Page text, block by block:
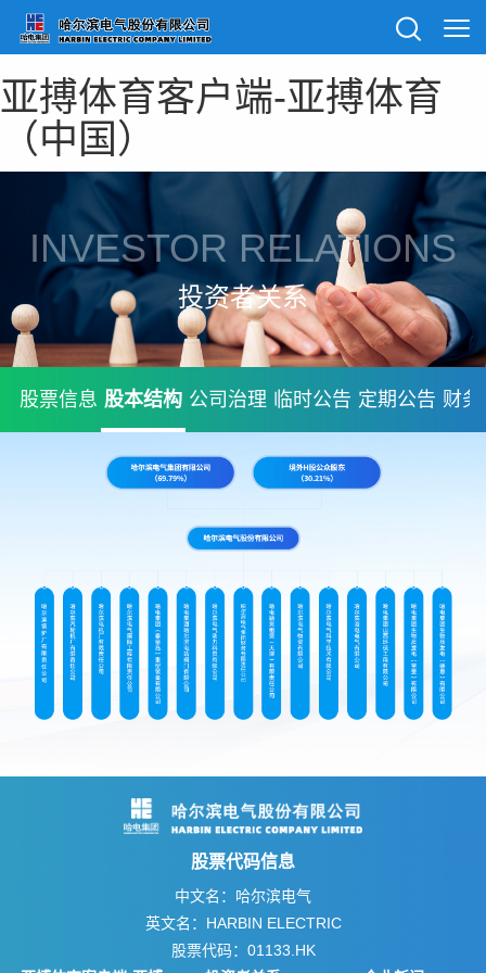
亚搏体育客户端-亚搏体育
（中国）
INVESTOR RELATIONS
投资者关系
股票信息 股本结构 公司治理 临时公告 定期公告 财
股票代码信息
中文名：哈尔滨电气
英文名：HARBIN ELECTRIC
股票代码：01133.HK